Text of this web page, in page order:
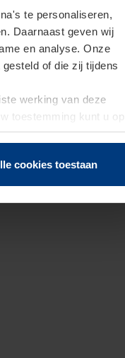
te personaliseren,
Daarnaast geven wij
en analyse. Onze
of die zij tijdens
werking van deze
toestemming kunt u op
herroepen.
cookies toestaan